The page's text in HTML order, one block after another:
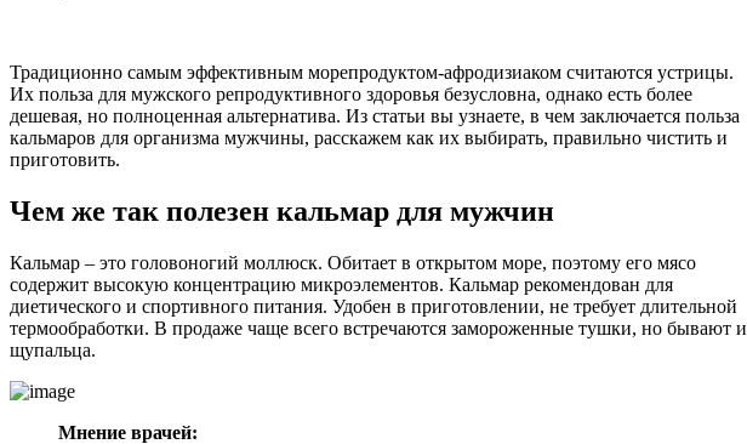
Традиционно самым эффективным морепродуктом-афродизиаком считаются устрицы.
Их польза для мужского репродуктивного здоровья безусловна, однако есть более
дешевая, но полноценная альтернатива. Из статьи вы узнаете, в чем заключается польза
кальмаров для организма мужчины, расскажем как их выбирать, правильно чистить и
приготовить.
Чем же так полезен кальмар для мужчин
Кальмар – это головоногий моллюск. Обитает в открытом море, поэтому его мясо
содержит высокую концентрацию микроэлементов. Кальмар рекомендован для
диетического и спортивного питания. Удобен в приготовлении, не требует длительной
термообработки. В продаже чаще всего встречаются замороженные тушки, но бывают и
щупальца.
Мнение врачей: